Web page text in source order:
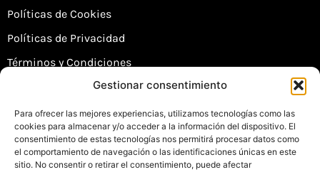
Gestionar consentimiento
Para ofrecer las mejores experiencias, utilizamos tecnologías como las
cookies para almacenar y/o acceder a la información del dispositivo. El
consentimiento de estas tecnologías nos permitirá procesar datos como
el comportamiento de navegación o las identificaciones únicas en este
sitio. No consentir o retirar el consentimiento, puede afectar
Políticas de Cookies
Políticas de Privacidad
Términos y Condiciones
Declaración de Accesibilidad
Contacto